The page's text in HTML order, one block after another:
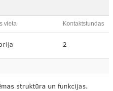
vieta Kontaktstundas
2
struktūra un funkcijas.